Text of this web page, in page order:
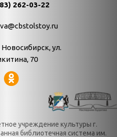
День в истории
День в истории.
День в истории.
Декабрь
День в истории.
Июль
262-03-22
Новосибирск, ул.
70
учреждение культуры г.
библиотечная система им.